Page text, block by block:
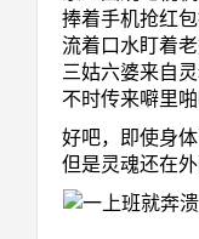
捧着手机抢红
流着口水盯着
三姑六婆来自
不时传来噼里
好吧，即使身
但是灵魂还在